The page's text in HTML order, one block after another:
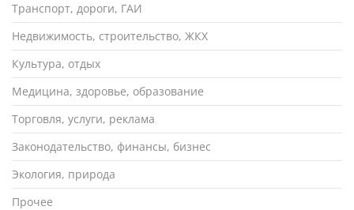
Транспорт, дороги, ГАИ
Недвижимость, строительство, ЖКХ
Культура, отдых
Медицина, здоровье, образование
Торговля, услуги, реклама
Законодательство, финансы, бизнес
Экология, природа
Прочее